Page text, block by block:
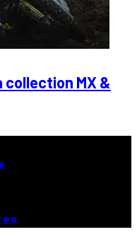
collection MX &